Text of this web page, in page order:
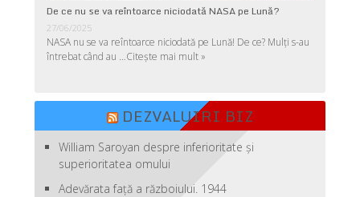
De ce nu se va reîntoarce niciodată NASA pe Lună?
27/06/2025
NASA nu se va reîntoarce niciodată pe Lună! De ce? Mulţi s-au
întrebat când au …Citește mai mult »
DEZVALUIRI BIZ
William Saroyan despre inferioritate şi
superioritatea omului
Adevărata față a războiului. 1944